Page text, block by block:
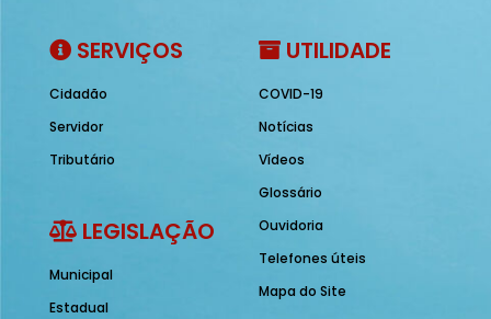
SERVIÇOS
Cidadão
Servidor
Tributário
LEGISLAÇÃO
Municipal
Estadual
UTILIDADE
COVID-19
Notícias
Vídeos
Glossário
Ouvidoria
Telefones úteis
Mapa do Site